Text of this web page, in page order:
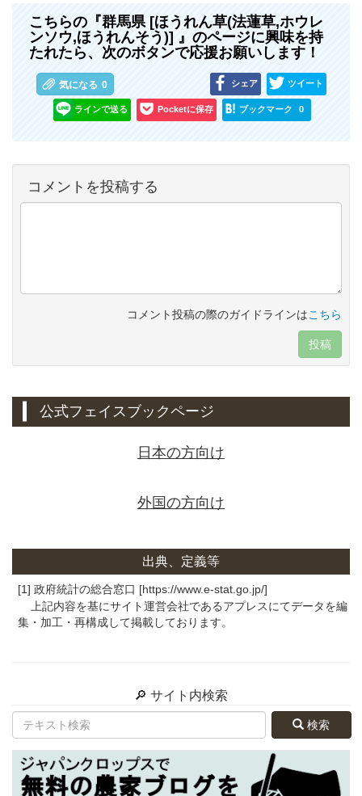
こちらの『群馬県 [ほうれん草(法蓮草,ホウレ
ンソウ,ほうれんそう)] 』のページに興味を持
たれたら、次のボタンで応援お願いします！
気になる 0 シェア ツイート
ラインで送る Pocketに保存 ブックマーク 0
コメントを投稿する
コメント投稿の際のガイドラインはこちら
投稿
公式フェイスブックページ
日本の方向け
外国の方向け
出典、定義等
[1] 政府統計の総合窓口 [https://www.e-stat.go.jp/]
上記内容を基にサイト運営会社であるアプレスにてデータを編
集・加工・再構成して掲載しております。
🔎 サイト内検索
検索